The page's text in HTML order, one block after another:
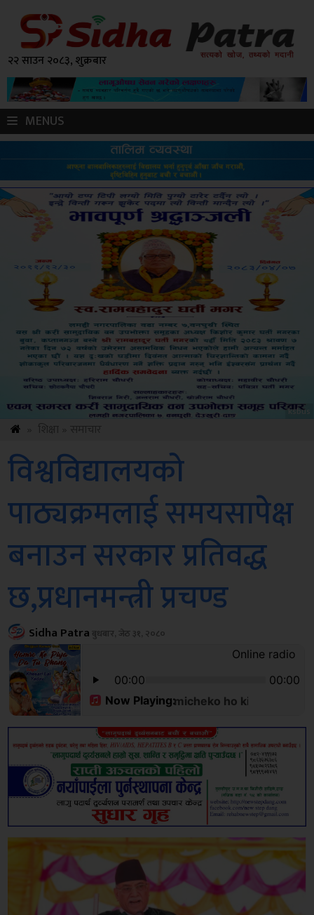
२२ साउन २०८३, शुक्रबार
MENUS
ksbus
विश्वविद्यालयको
पाठ्यक्रमलाई समयसापेक्ष
बनाउन सरकार प्रतिवद्ध
छ,प्रधानमन्त्री प्रचण्ड
Sidha Patraबुधबार, जेठ ३१, २०८०